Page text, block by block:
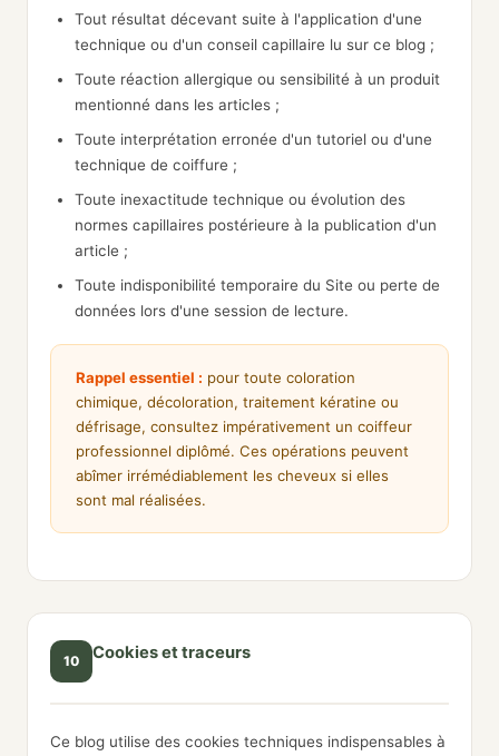
Tout résultat décevant suite à l'application d'une
technique ou d'un conseil capillaire lu sur ce blog ;
Toute réaction allergique ou sensibilité à un produit
mentionné dans les articles ;
Toute interprétation erronée d'un tutoriel ou d'une
technique de coiffure ;
Toute inexactitude technique ou évolution des
normes capillaires postérieure à la publication d'un
article ;
Toute indisponibilité temporaire du Site ou perte de
données lors d'une session de lecture.
Rappel essentiel : pour toute coloration
chimique, décoloration, traitement kératine ou
défrisage, consultez impérativement un coiffeur
professionnel diplômé. Ces opérations peuvent
abîmer irrémédiablement les cheveux si elles
sont mal réalisées.
10 Cookies et traceurs
Ce blog utilise des cookies techniques indispensables à